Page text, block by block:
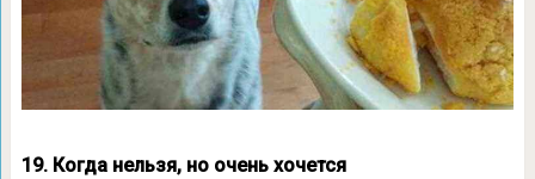
19. Когда нельзя, но очень хочется